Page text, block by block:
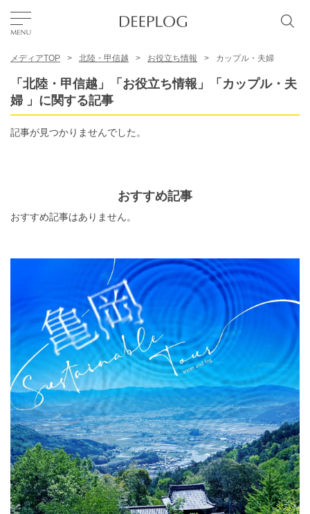
TOP
DEEPLOGとは
プライバシーポリシー
お問い合わせ
運営会社
トラベルライター募集
メディアTOP 北陸・甲信越 お役立ち情報 カップル・夫婦
「北陸・甲信越」「お役立ち情報」「カップル・夫
婦 」に関する記事
記事が見つかりませんでした。
おすすめ記事
おすすめ記事はありません。